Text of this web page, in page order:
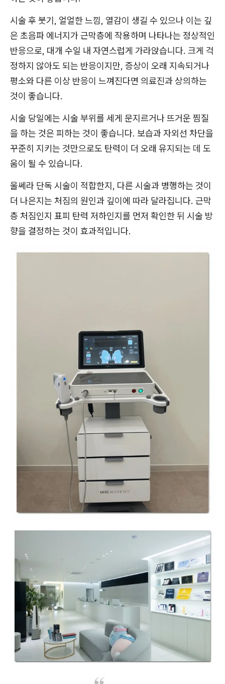
시술 후 붓기, 얼얼한 느낌, 열감이 생길 수 있으나 이는 깊
은 초음파 에너지가 근막층에 작용하며 나타나는 정상적인
반응으로, 대개 수일 내 자연스럽게 가라앉습니다. 크게 걱
정하지 않아도 되는 반응이지만, 증상이 오래 지속되거나
평소와 다른 이상 반응이 느껴진다면 의료진과 상의하는
것이 좋습니다.
시술 당일에는 시술 부위를 세게 문지르거나 뜨거운 찜질
을 하는 것은 피하는 것이 좋습니다. 보습과 자외선 차단을
꾸준히 지키는 것만으로도 탄력이 더 오래 유지되는 데 도
움이 될 수 있습니다.
울쎄라 단독 시술이 적합한지, 다른 시술과 병행하는 것이
더 나은지는 처짐의 원인과 깊이에 따라 달라집니다. 근막
층 처짐인지 표피 탄력 저하인지를 먼저 확인한 뒤 시술 방
향을 결정하는 것이 효과적입니다.